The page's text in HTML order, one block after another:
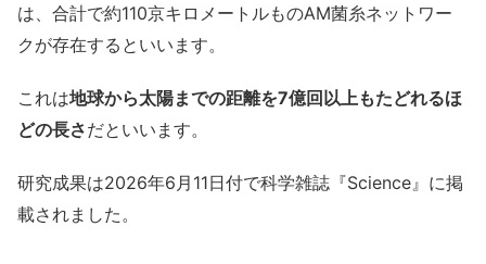
は、合計で約110京キロメートルものAM菌糸ネットワー
クが存在するといいます。
これは地球から太陽までの距離を7億回以上もたどれるほ
どの長さだといいます。
研究成果は2026年6月11日付で科学雑誌『Science』に掲
載されました。